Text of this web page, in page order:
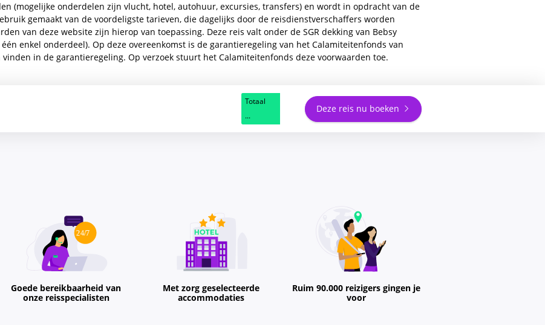
(mogelijke onderdelen zijn vlucht, hotel, autohuur, excursies, transfers) en wordt in opdracht van de
gemaakt van de voordeligste tarieven, die dagelijks door de reisdienstverschaffers worden
van deze website zijn hierop van toepassing. Deze reis valt onder de SGR dekking van Bebsy
enkel onderdeel). Op deze overeenkomst is de garantieregeling van het Calamiteitenfonds van
in de garantieregeling. Op verzoek stuurt het Calamiteitenfonds deze voorwaarden toe.
Totaal
...
Deze reis nu boeken
Goede bereikbaarheid van
onze reisspecialisten
Met zorg geselecteerde
accommodaties
Ruim 90.000 reizigers gingen je
voor